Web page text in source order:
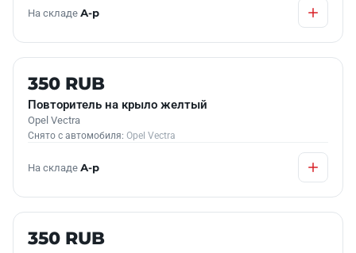
На складе А-р
Б/У В НАЛИЧИИ
350 RUB
Повторитель на крыло желтый
Opel Vectra
Снято с автомобиля: Opel Vectra
На складе А-р
Б/У В НАЛИЧИИ
350 RUB